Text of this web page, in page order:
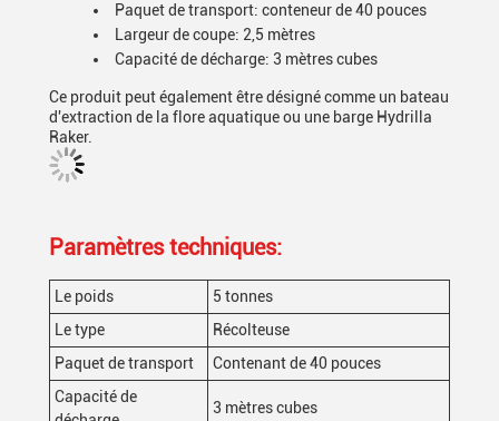
Paquet de transport: conteneur de 40 pouces
Largeur de coupe: 2,5 mètres
Capacité de décharge: 3 mètres cubes
Ce produit peut également être désigné comme un bateau
d'extraction de la flore aquatique ou une barge Hydrilla
Raker.
Paramètres techniques:
Le poids
5 tonnes
Le type
Récolteuse
Paquet de transport
Contenant de 40 pouces
Capacité de
3 mètres cubes